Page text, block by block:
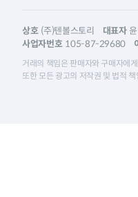
상호 (주)텐볼스토리 대표자
사업자번호 105-87-29680
거래의 책임은 판매자와 구매자에
또한 모든 광고의 저작권 및 법적